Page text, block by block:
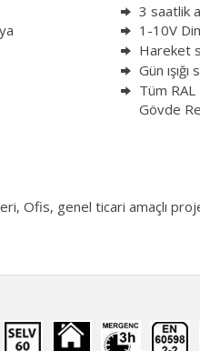
3 saatlik
1-10V
Hareket
Gün
Tüm RAL
Gövde
Ofis, genel ticari amaçlı